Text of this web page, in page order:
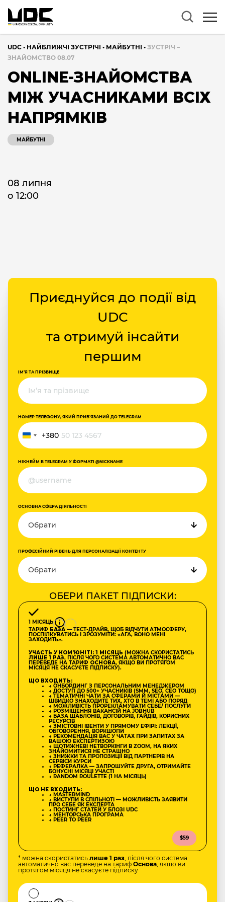
UDC • НАЙБЛИЖЧІ ЗУСТРІЧІ • МАЙБУТНІ • ЗУСТРІЧ –
ЗНАЙОМСТВО 08.07
ONLINE-ЗНАЙОМСТВА
МІЖ УЧАСНИКАМИ ВСІХ
НАПРЯМКІВ
МАЙБУТНІ
08 липня
о 12:00
Приєднуйся до події від
UDC
та отримуй інсайти
першим
ІМ‘Я ТА ПРІЗВИЩЕ
НОМЕР ТЕЛЕФОНУ, ЯКИЙ ПРИВ‘ЯЗАНИЙ ДО TELEGRAM
Україна
+380
+380
НІКНЕЙМ В TELEGRAM У ФОРМАТІ @NICKNAME
ОСНОВНА СФЕРА ДІЯЛЬНОСТІ
ПРОФЕСІЙНИЙ РІВЕНЬ ДЛЯ ПЕРСОНАЛІЗАЦІЇ КОНТЕНТУ
ОБЕРИ ПАКЕТ ПІДПИСКИ:
1 МІСЯЦЬ
ТАРИФ БАЗА— ТЕСТ-ДРАЙВ, ЩОБ ВІДЧУТИ АТМОСФЕРУ,
ПОСПІЛКУВАТИСЬ І ЗРОЗУМІТИ: «АГА, ВОНО МЕНІ
ЗАХОДИТЬ».
УЧАСТЬ У КОМʼЮНІТІ: 1 МІСЯЦЬ (МОЖНА СКОРИСТАТИСЬ
ЛИШЕ 1 РАЗ, ПІСЛЯ ЧОГО СИСТЕМА АВТОМАТИЧНО ВАС
ПЕРЕВЕДЕ НА ТАРИФ ОСНОВА, ЯКЩО ВИ ПРОТЯГОМ
МІСЯЦЯ НЕ СКАСУЄТЕ ПІДПИСКУ).
ЩО ВХОДИТЬ:
→ ОНБОРДИНГ З ПЕРСОНАЛЬНИМ МЕНЕДЖЕРОМ
→ ДОСТУП ДО 500+ УЧАСНИКІВ (SMM, SEO, CEO ТОЩО)
→ ТЕМАТИЧНІ ЧАТИ ЗА СФЕРАМИ Й МІСТАМИ —
ШВИДКО ЗНАХОДИТЕ ТИХ, ХТО В ТЕМІ АБО ПОРЯД
→ МОЖЛИВІСТЬ ПРОРЕКЛАМУВАТИ СЕБЕ/ ПОСЛУГИ
→ РОЗМІЩЕННЯ ВАКАНСІЙ НА JOBHUB
→ БАЗА ШАБЛОНІВ, ДОГОВОРІВ, ГАЙДІВ, КОРИСНИХ
РЕСУРСІВ
→ ЗМІСТОВНІ ІВЕНТИ У ПРЯМОМУ ЕФІРІ: ЛЕКЦІЇ,
ОБГОВОРЕННЯ, ВОРКШОПИ
→ РЕКОМЕНДАЦІЯ ВАС У ЧАТАХ ПРИ ЗАПИТАХ ЗА
ВАШОЮ ЕКСПЕРТИЗОЮ
→ ЩОТИЖНЕВІ НЕТВОРКІНГИ В ZOOM, НА ЯКИХ
ЗНАЙОМИТИСЯ НЕ СТРАШНО
→ ЗНИЖКИ ТА ПРОПОЗИЦІЇ ВІД ПАРТНЕРІВ НА
СЕРВІСИ КУРСИ
→ РЕФЕРАЛКА — ЗАПРОШУЙТЕ ДРУГА, ОТРИМАЙТЕ
БОНУСНІ МІСЯЦІ УЧАСТІ
→ RANDOM ROULETTE (1 НА МІСЯЦЬ)
ЩО НЕ ВХОДИТЬ:
→ MASTERMIND
→ ВИСТУПИ В СПІЛЬНОТІ — МОЖЛИВІСТЬ ЗАЯВИТИ
ПРО СЕБЕ ЯК ЕКСПЕРТА
→ ПОСТИНГ СТАТЕЙ У БЛОЗІ UDC
→ МЕНТОРСЬКА ПРОГРАМА
→ PEER TO PEER
$59
* можна скористатись лише 1 раз, після чого система
автоматично вас переведе на тариф Основа, якщо ви
протягом місяця не скасуєте підписку